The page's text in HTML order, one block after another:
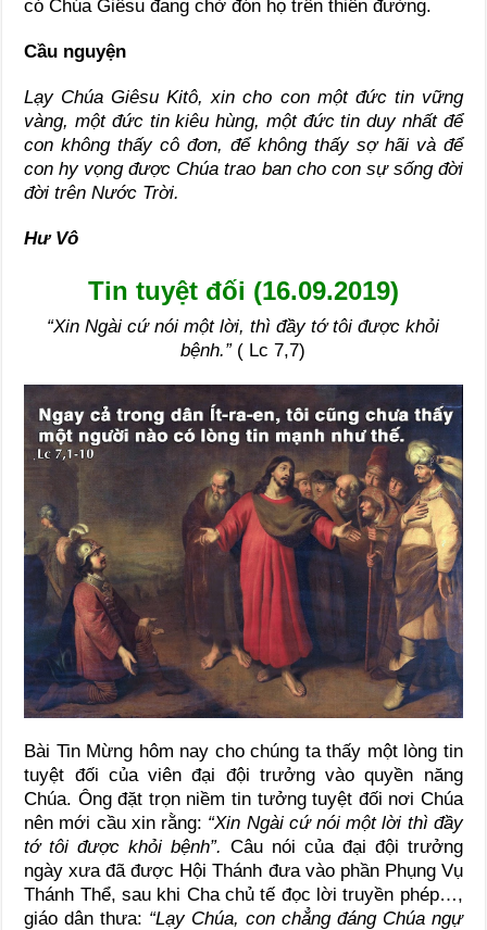
có Chúa Giêsu đang chờ đón họ trên thiên đường.
Cầu nguyện
Lạy Chúa Giêsu Kitô, xin cho con một đức tin vững
vàng, một đức tin kiêu hùng, một đức tin duy nhất để
con không thấy cô đơn, để không thấy sợ hãi và để
con hy vọng được Chúa trao ban cho con sự sống đời
đời trên Nước Trời.
Hư Vô
Tin tuyệt đối (16.09.2019)
“Xin Ngài cứ nói một lời, thì đầy tớ tôi được khỏi
bệnh.”( Lc 7,7)
Bài Tin Mừng hôm nay cho chúng ta thấy một lòng tin
tuyệt đối của viên đại đội trưởng vào quyền năng
Chúa. Ông đặt trọn niềm tin tưởng tuyệt đối nơi Chúa
nên mới cầu xin rằng: “Xin Ngài cứ nói một lời thì đầy
tớ tôi được khỏi bệnh”. Câu nói của đại đội trưởng
ngày xưa đã được Hội Thánh đưa vào phần Phụng Vụ
Thánh Thể, sau khi Cha chủ tế đọc lời truyền phép…,
giáo dân thưa: “Lạy Chúa, con chẳng đáng Chúa ngự